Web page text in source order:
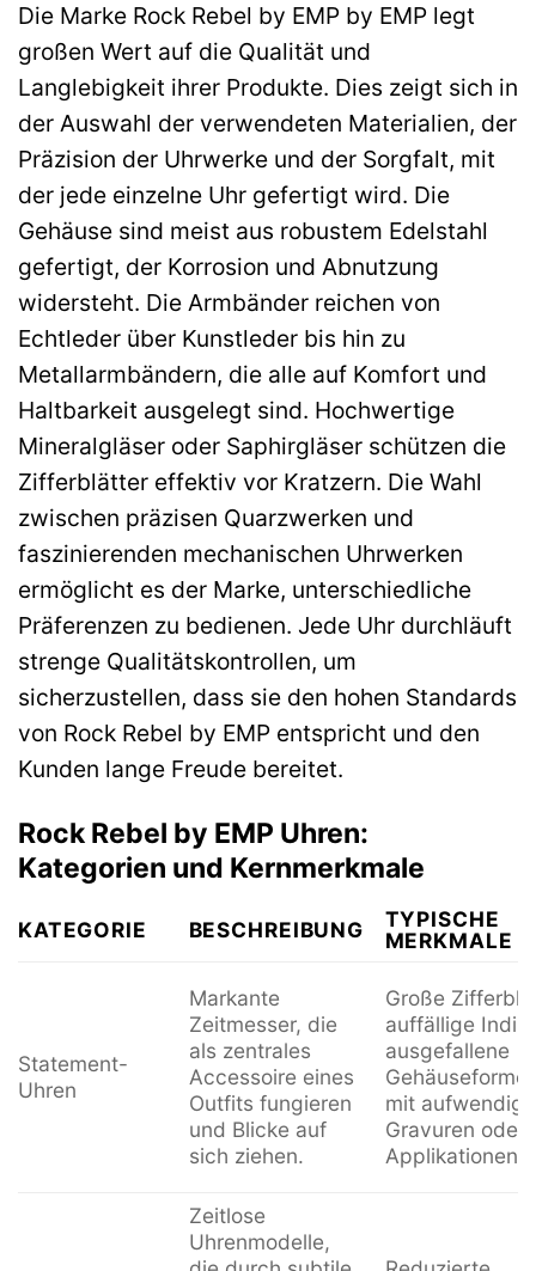
Die Marke Rock Rebel by EMP by EMP legt
großen Wert auf die Qualität und
Langlebigkeit ihrer Produkte. Dies zeigt sich in
der Auswahl der verwendeten Materialien, der
Präzision der Uhrwerke und der Sorgfalt, mit
der jede einzelne Uhr gefertigt wird. Die
Gehäuse sind meist aus robustem Edelstahl
gefertigt, der Korrosion und Abnutzung
widersteht. Die Armbänder reichen von
Echtleder über Kunstleder bis hin zu
Metallarmbändern, die alle auf Komfort und
Haltbarkeit ausgelegt sind. Hochwertige
Mineralgläser oder Saphirgläser schützen die
Zifferblätter effektiv vor Kratzern. Die Wahl
zwischen präzisen Quarzwerken und
faszinierenden mechanischen Uhrwerken
ermöglicht es der Marke, unterschiedliche
Präferenzen zu bedienen. Jede Uhr durchläuft
strenge Qualitätskontrollen, um
sicherzustellen, dass sie den hohen Standards
von Rock Rebel by EMP entspricht und den
Kunden lange Freude bereitet.
Rock Rebel by EMP Uhren:
Kategorien und Kernmerkmale
KATEGORIE BESCHREIBUNG
TYPISCHE
MERKMALE
Statement-
Uhren
Markante
Zeitmesser, die
als zentrales
Accessoire eines
Outfits fungieren
und Blicke auf
sich ziehen.
Große
auffällige
ausgefallene
mit
Gravuren oder
Applikationen.
Zeitlose
Uhrenmodelle,